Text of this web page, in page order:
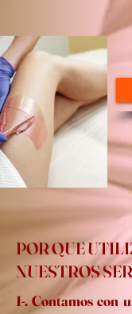
POR QUE
NUESTROS
1-. Contamos con